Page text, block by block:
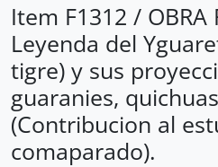
Item F1312 / OBRA
Leyenda del
tigre) y sus
guaranies,
(Contribucion al
comaparado).